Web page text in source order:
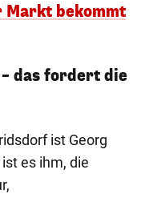
Markt bekommt
das fordert die
ist Georg
es ihm, die